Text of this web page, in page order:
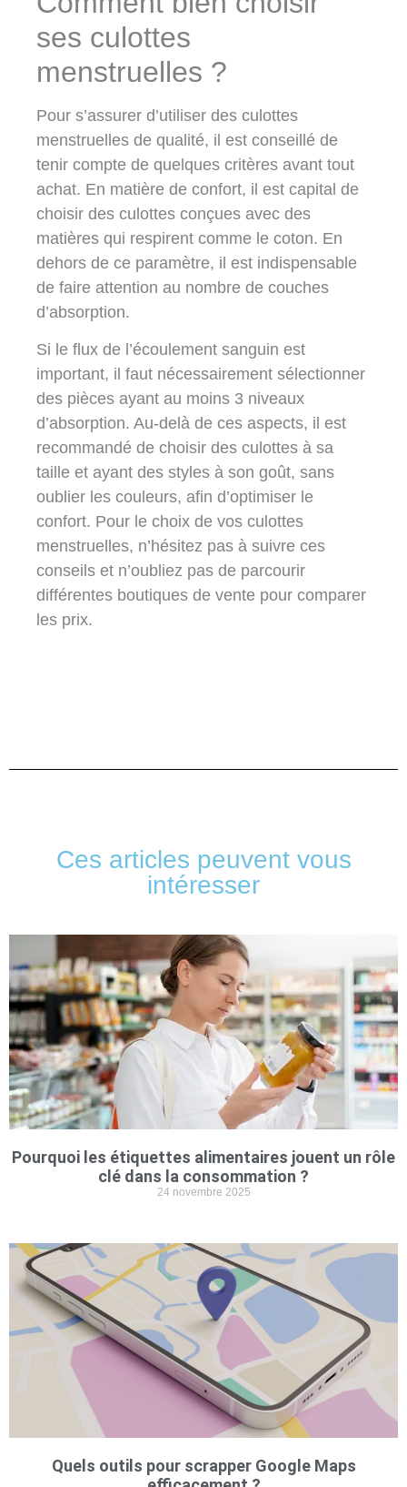
ses culottes
menstruelles ?
Pour s’assurer d’utiliser des culottes
menstruelles de qualité, il est conseillé de
tenir compte de quelques critères avant tout
achat. En matière de confort, il est capital de
choisir des culottes conçues avec des
matières qui respirent comme le coton. En
dehors de ce paramètre, il est indispensable
de faire attention au nombre de couches
d’absorption.
Si le flux de l’écoulement sanguin est
important, il faut nécessairement sélectionner
des pièces ayant au moins 3 niveaux
d’absorption. Au-delà de ces aspects, il est
recommandé de choisir des culottes à sa
taille et ayant des styles à son goût, sans
oublier les couleurs, afin d’optimiser le
confort. Pour le choix de vos culottes
menstruelles, n’hésitez pas à suivre ces
conseils et n’oubliez pas de parcourir
différentes boutiques de vente pour comparer
les prix.
Ces articles peuvent vous
intéresser
Pourquoi les étiquettes alimentaires jouent un rôle
clé dans la consommation ?
24 novembre 2025
Quels outils pour scrapper Google Maps